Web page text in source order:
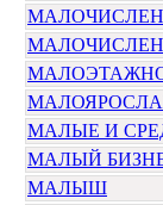
МАЛЫЕ И
МАЛЫЙ
МАЛЫШ